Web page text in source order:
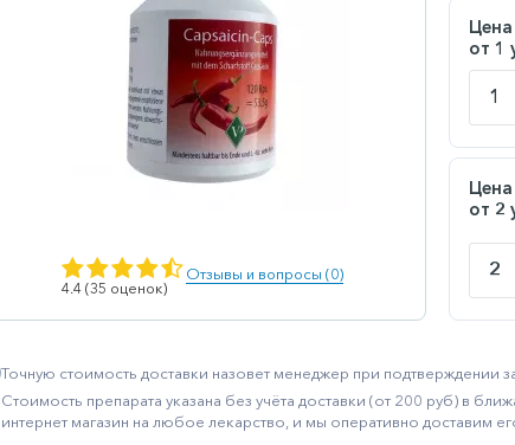
4.4 (35 оценок)
Отзывы и вопросы (0)
Цена
от 1
Цена
от 2
Точную стоимость доставки назовет менеджер при подтверждении
Стоимость препарата указана без учёта доставки (от 200 руб) в
интернет магазин на любое лекарство, и мы оперативно доставим